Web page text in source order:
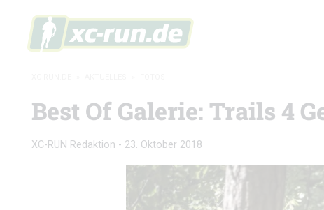
Best Of Galerie: Trails 4
XC-RUN Redaktion - 23. Oktober 2018